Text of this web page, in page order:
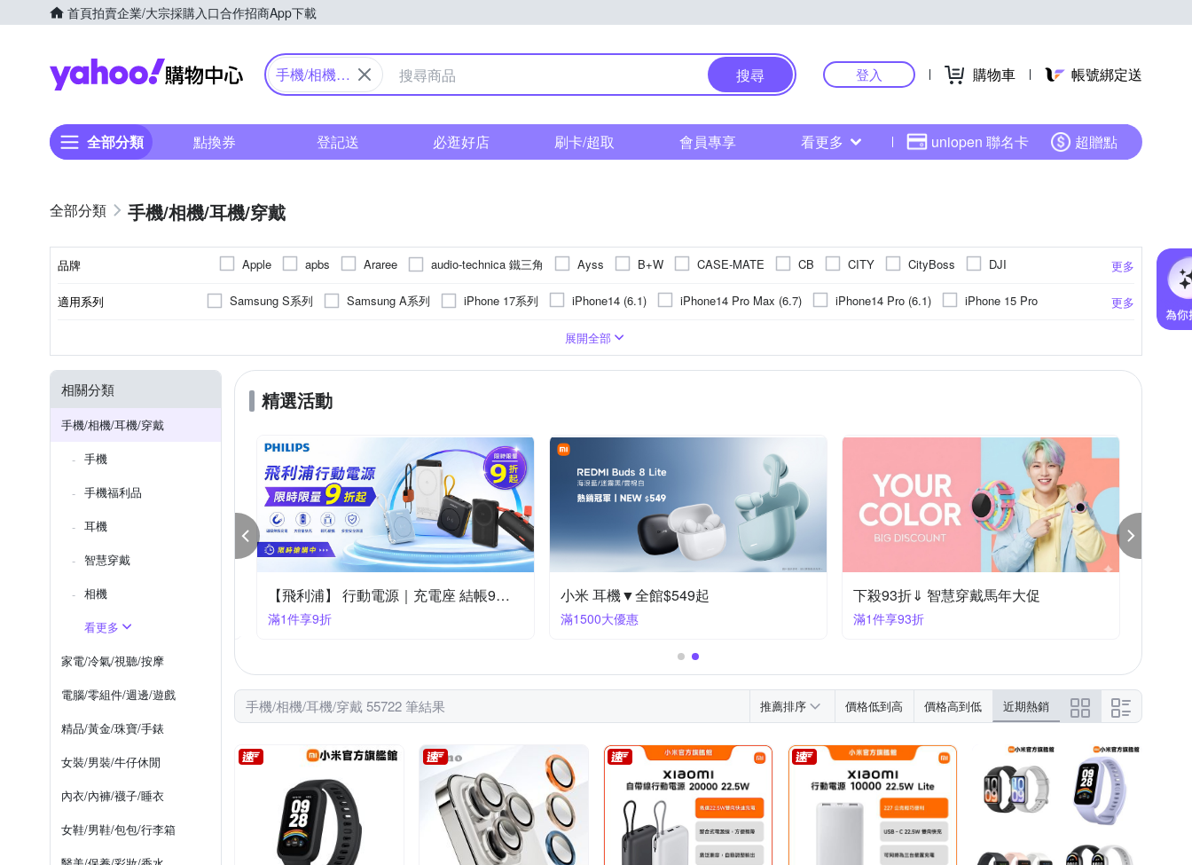
首頁拍賣企業/大宗採購入口合作招商App下載
Yahoo購物中心
手機/相機/
搜尋 登入 購物車 帳號綁定送
全部分類 點換券 登記送 必逛好店 刷卡/超取 會員專享 看更多 uniopen 聯名卡 超贈點
手機/相機/耳機/穿戴
品牌 更多
Apple apbs Araree audio-technica 鐵三角 Ayss B+W CASE-MATE CB CITY CityBoss
DJI
DTAudio
DUX DUCIS E-books FUJITSU 富士通 GCOMM Godox 神牛 GOR HANG HH 草本新淨界
IMAK
NILLKIN
NISDA NISI OPPO o-one Panasonic 國際牌 PHILIPS 飛利浦 POLYWELL Q哥
Rearth
Xiaomi 小米
適用系列 更多
Samsung S系列 Samsung A系列 iPhone 17系列 iPhone14 (6.1) iPhone14 Pro Max (6.7) iPhone14 Pro (6.1)
iPhone 15 Pro
iPhone 13 Pro
iPhone 16 Pro Max
iPhone 16 Pro iPhone 13 vivo系列 紅米系列 iPhone 16 Plus 小米系列
iPhone 12
iPhone 12 Pro Max
iPhone SE 2
iPhone14 Plus (6.7) OPPO Ａ系列 iPhone 11 Pro Max
iPhone XS Max
iPhone X/XS iPhone 11系列 iPhone 11 Pro Zenfone８系列 ASUS Zenfone 5 系列 Moto全系列
鏡(亮)面
vivo Xiaomi 小米
鋁合金
背面保護貼 手機吊飾
遮光罩
展開全部
相關分類
手機/相機/耳機/穿戴
手機
手機福利品
耳機
智慧穿戴
相機
看更多
家電/冷氣/視聽/按摩
電腦/零組件/週邊/遊戲
精品/黃金/珠寶/手錶
女裝/男裝/牛仔休閒
內衣/內褲/襪子/睡衣
女鞋/男鞋/包包/行李箱
精選活動
支架▼下殺95折 【飛利浦】 行動電源｜充電座 結帳9折優惠
滿1件享9折
小米 耳機▼全館$549起
滿1500大優惠
下殺93折⇓ 智慧穿戴馬年大促
滿1件享93折
手機/相機/耳機/穿戴 55722 筆結果 推薦排序 價格低到高 價格高到低 近期熱銷